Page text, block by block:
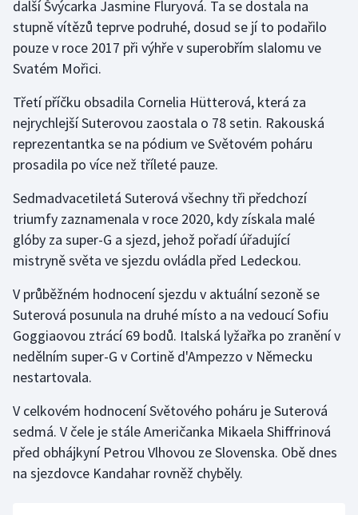
Krasobruslení
Lezení
Moderní pětiboj
Motorsport
Olympijské hry
Parasport
Plážový volejbal
Ragby
Rychlostní kanoistika
Short track
další Švýcarka Jasmine Fluryová. Ta se dostala na
stupně vítězů teprve podruhé, dosud se jí to podařilo
pouze v roce 2017 při výhře v superobřím slalomu ve
Svatém Mořici.
Třetí příčku obsadila Cornelia Hütterová, která za
nejrychlejší Suterovou zaostala o 78 setin. Rakouská
reprezentantka se na pódium ve Světovém poháru
prosadila po více než tříleté pauze.
Sedmadvacetiletá Suterová všechny tři předchozí
triumfy zaznamenala v roce 2020, kdy získala malé
glóby za super-G a sjezd, jehož pořadí úřadující
mistryně světa ve sjezdu ovládla před Ledeckou.
V průběžném hodnocení sjezdu v aktuální sezoně se
Suterová posunula na druhé místo a na vedoucí Sofiu
Goggiaovou ztrácí 69 bodů. Italská lyžařka po zranění v
nedělním super-G v Cortině d'Ampezzo v Německu
nestartovala.
V celkovém hodnocení Světového poháru je Suterová
sedmá. V čele je stále Američanka Mikaela Shiffrinová
před obhájkyní Petrou Vlhovou ze Slovenska. Obě dnes
na sjezdovce Kandahar rovněž chyběly.